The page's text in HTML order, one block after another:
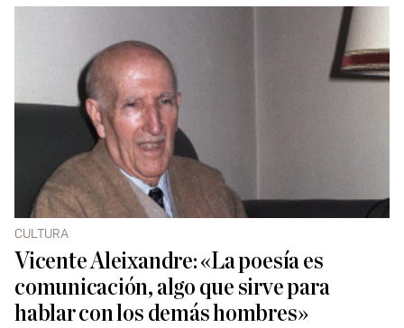
CULTURA
Vicente Aleixandre: «La poesía es
comunicación, algo que sirve para
hablar con los demás hombres»